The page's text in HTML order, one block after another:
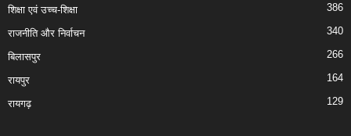
शिक्षा एवं उच्च-शिक्षा 386
राजनीति और निर्वाचन 340
बिलासपुर 266
रायपुर 164
रायगढ़ 129